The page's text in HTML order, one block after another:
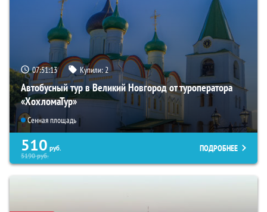
07:51:12 Купили:2
Автобусный тур в Великий Новгород от туроператора
«ХохломаТур»
Сенная площадь
510 руб.
5190руб.
ПОДРОБНЕЕ